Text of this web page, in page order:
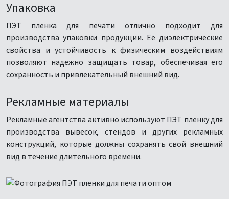
Упаковка
ПЭТ пленка для печати отлично подходит для
производства упаковки продукции. Её диэлектрические
свойства и устойчивость к физическим воздействиям
позволяют надежно защищать товар, обеспечивая его
сохранность и привлекательный внешний вид.
Рекламные материалы
Рекламные агентства активно используют ПЭТ пленку для
производства вывесок, стендов и других рекламных
конструкций, которые должны сохранять свой внешний
вид в течение длительного времени.